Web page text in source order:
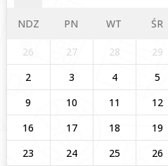
NDZ PN WT ŚR
26 27 28 29
2
3 4 5
9
10 11 12
16
17 18 19
23
24 25 26